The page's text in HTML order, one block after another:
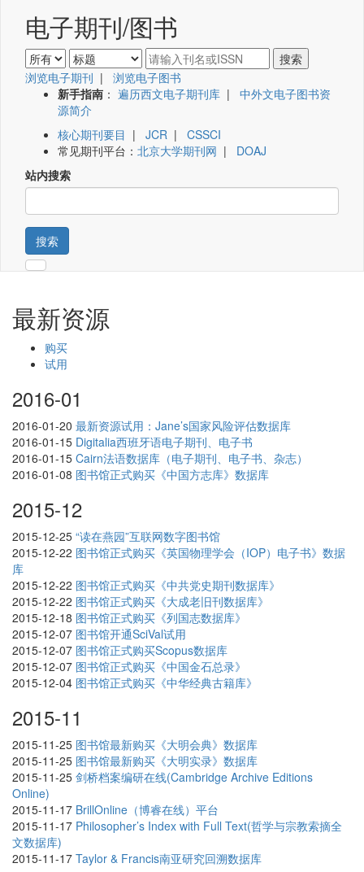
电子期刊/图书
浏览电子期刊 | 浏览电子图书
新手指南 ： 遍历西文电子期刊库 | 中外文电子图书资
源简介
核心期刊要目 | JCR | CSSCI
常见期刊平台： 北京大学期刊网 | DOAJ
站内搜索
搜索
最新资源
购买
试用
2016-01
2016-01-20 最新资源试用：Jane’s国家风险评估数据库
2016-01-15 Digitalia西班牙语电子期刊、电子书
2016-01-15 Cairn法语数据库（电子期刊、电子书、杂志）
2016-01-08 图书馆正式购买《中国方志库》数据库
2015-12
2015-12-25 “读在燕园”互联网数字图书馆
2015-12-22 图书馆正式购买《英国物理学会（IOP）电子书》数据
库
2015-12-22 图书馆正式购买《中共党史期刊数据库》
2015-12-22 图书馆正式购买《大成老旧刊数据库》
2015-12-18 图书馆正式购买《列国志数据库》
2015-12-07 图书馆开通SciVal试用
2015-12-07 图书馆正式购买Scopus数据库
2015-12-07 图书馆正式购买《中国金石总录》
2015-12-04 图书馆正式购买《中华经典古籍库》
2015-11
2015-11-25 图书馆最新购买《大明会典》数据库
2015-11-25 图书馆最新购买《大明实录》数据库
2015-11-25 剑桥档案编研在线(Cambridge Archive Editions
Online)
2015-11-17 BrillOnline（博睿在线）平台
2015-11-17 Philosopher’s Index with Full Text(哲学与宗教索摘全
文数据库)
2015-11-17 Taylor & Francis南亚研究回溯数据库